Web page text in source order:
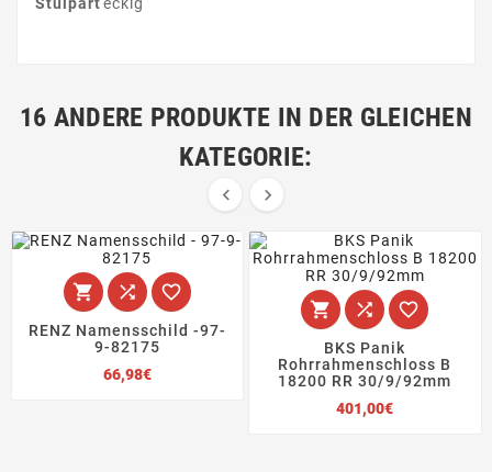
16 ANDERE PRODUKTE IN DER GLEICHEN
KATEGORIE:
 
  
RENZ Namensschild -97-
9-82175
66,98€Preis
  
BKS Panik
Rohrrahmenschloss B
18200 RR 30/9/92mm
401,00€Preis